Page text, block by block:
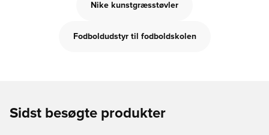
Nike kunstgræsstøvler
Fodboldudstyr til fodboldskolen
Sidst besøgte produkter